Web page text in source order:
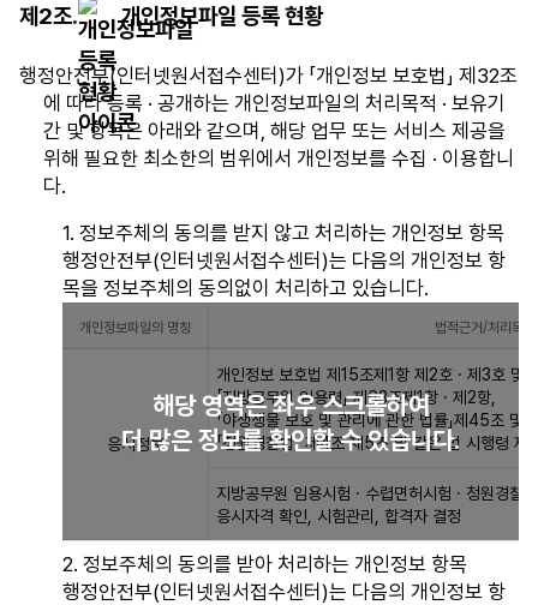
제2조. 개인정보파일 등록 현황
행정안전부(인터넷원서접수센터)가 「개인정보 보호법」 제32조
에 따라 등록 · 공개하는 개인정보파일의 처리목적 · 보유기
간 및 항목은 아래와 같으며, 해당 업무 또는 서비스 제공을
위해 필요한 최소한의 범위에서 개인정보를 수집 · 이용합니
다.
1. 정보주체의 동의를 받지 않고 처리하는 개인정보 항목
행정안전부(인터넷원서접수센터)는 다음의 개인정보 항
목을 정보주체의 동의없이 처리하고 있습니다.
해당 영역은 좌우 스크롤하여
더 많은 정보를 확인할 수 있습니다.
록
현
개인정보파일의 명칭 법적근거/처리목적
응시정보
개인정보 보호법 제15조제1항 제2호 · 제3호 및
「지방공무원 임용령」 제63조제1항 · 제2항,
「야생생물 보호 및 관리에 관한 법률」제45조
「청원경찰법」 제4조 제5조 및 같은 법 시행령
지방공무원 임용시험 · 수렵면허시험 · 청원경찰
응시자격 확인, 시험관리, 합격자 결정
2. 정보주체의 동의를 받아 처리하는 개인정보 항목
행정안전부(인터넷원서접수센터)는 다음의 개인정보 항